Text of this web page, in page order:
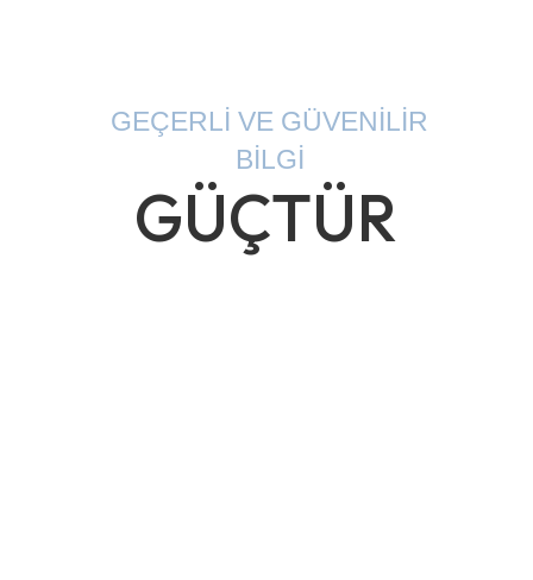
GEÇERLİ VE GÜVENİLİR
BİLGİ
GÜÇTÜR